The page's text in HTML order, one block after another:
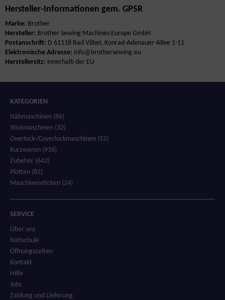
Hersteller-Informationen gem. GPSR
Marke: Brother
Hersteller: Brother Sewing Machines Europe GmbH
Postanschrift: D 61118 Bad Vilbel, Konrad-Adenauer-Allee 1-11
Elektronische Adresse: info@brothersewing.eu
Herstellersitz: innerhalb der EU
KATEGORIEN
Nähmaschinen (86)
Stickmaschinen (32)
Overlock-/Coverlockmaschinen (52)
Kurzwaren (916)
Zubehör (642)
Plotten (82)
Maschinensticken (24)
SERVICE
Über uns
Nähschule
Öffnungszeiten
Kontakt
Hilfe
Jobs
Zahlung und Lieferung